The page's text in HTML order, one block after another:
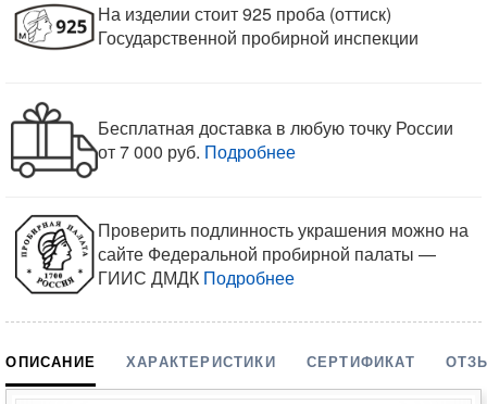
На изделии стоит 925 проба (оттиск)
Государственной пробирной инспекции
Бесплатная доставка в любую точку России
от 7 000 руб. Подробнее
Проверить подлинность украшения можно на
сайте Федеральной пробирной палаты —
ГИИС ДМДК Подробнее
ОПИСАНИЕ ХАРАКТЕРИСТИКИ СЕРТИФИКАТ